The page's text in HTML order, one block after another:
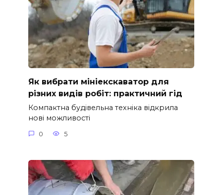
Як вибрати мініекскаватор для
різних видів робіт: практичний гід
Компактна будівельна техніка відкрила
нові можливості
0 5